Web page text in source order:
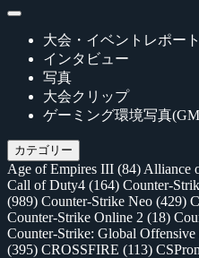
大会・イベントレポート
インタビュー
写真
大会クリップ
ゲーミング環境写真
カテゴリー
Age of Empires III (84) Alliance
Call of Duty4 (164) Counter-
(989) Counter-Strike Neo (429)
Counter-Strike Online 2 (18)
Counter-Strike: Global Offensive
(395) CROSSFIRE (113)